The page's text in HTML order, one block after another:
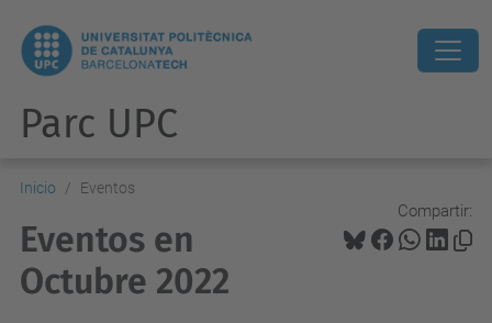
Parc UPC
Inicio Eventos
Compartir:
Eventos en
Octubre 2022